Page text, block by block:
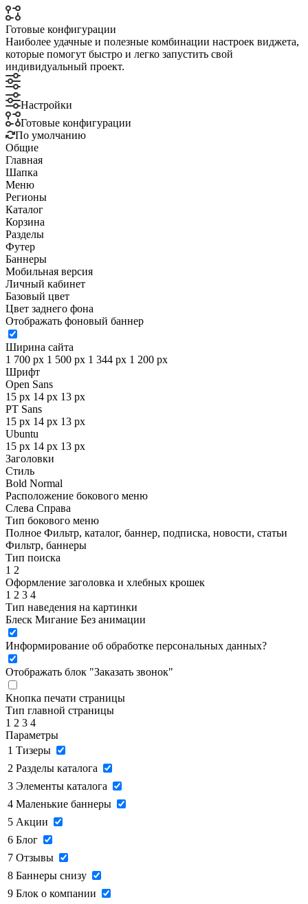
Готовые конфигурации
Наиболее удачные и полезные комбинации настроек виджета,
которые помогут быстро и легко запустить свой
индивидуальный проект.
Настройки
Готовые конфигурации
По умолчанию
Общие
Главная
Шапка
Меню
Регионы
Каталог
Корзина
Разделы
Футер
Баннеры
Мобильная версия
Личный кабинет
Базовый цвет
Цвет заднего фона
Отображать фоновый баннер
Ширина сайта
1 700 px 1 500 px 1 344 px 1 200 px
Шрифт
Open Sans
15 px 14 px 13 px
PT Sans
15 px 14 px 13 px
Ubuntu
15 px 14 px 13 px
Заголовки
Стиль
Bold Normal
Расположение бокового меню
Слева Справа
Тип бокового меню
Полное Фильтр, каталог, баннер, подписка, новости, статьи
Фильтр, баннеры
Тип поиска
1 2
Оформление заголовка и хлебных крошек
1 2 3 4
Тип наведения на картинки
Блеск Мигание Без анимации
Информирование об обработке персональных данных?
Отображать блок "Заказать звонок"
Кнопка печати страницы
Тип главной страницы
1 2 3 4
Параметры
1 Тизеры
2 Разделы каталога
3 Элементы каталога
4 Маленькие баннеры
5 Акции
6 Блог
7 Отзывы
8 Баннеры снизу
9 Блок о компании